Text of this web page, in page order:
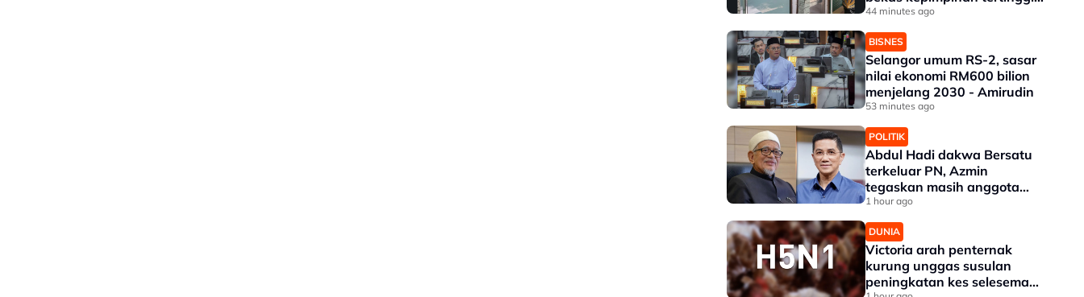
TH
44 minutes ago
BISNES
Selangor umum RS-2, sasar
nilai ekonomi RM600 bilion
menjelang 2030 - Amirudin
53 minutes ago
POLITIK
Abdul Hadi dakwa Bersatu
terkeluar PN, Azmin
tegaskan masih anggota
sah
1 hour ago
DUNIA
Victoria arah penternak
kurung unggas susulan
peningkatan kes selesema